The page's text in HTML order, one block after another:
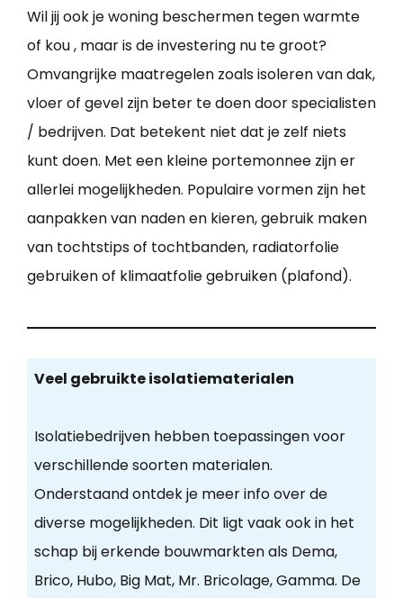
Wil jij ook je woning beschermen tegen warmte
of kou , maar is de investering nu te groot?
Omvangrijke maatregelen zoals isoleren van dak,
vloer of gevel zijn beter te doen door specialisten
/ bedrijven. Dat betekent niet dat je zelf niets
kunt doen. Met een kleine portemonnee zijn er
allerlei mogelijkheden. Populaire vormen zijn het
aanpakken van naden en kieren, gebruik maken
van tochtstips of tochtbanden, radiatorfolie
gebruiken of klimaatfolie gebruiken (plafond).
Veel gebruikte isolatiematerialen
Isolatiebedrijven hebben toepassingen voor
verschillende soorten materialen.
Onderstaand ontdek je meer info over de
diverse mogelijkheden. Dit ligt vaak ook in het
schap bij erkende bouwmarkten als Dema,
Brico, Hubo, Big Mat, Mr. Bricolage, Gamma. De